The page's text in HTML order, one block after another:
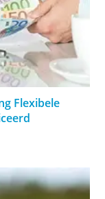
Flexibele